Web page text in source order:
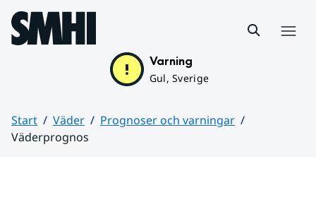
Hoppa till sidans innehåll
Varning
Gul, Sverige
Start Väder
Prognoser och varningar
Väderprognos